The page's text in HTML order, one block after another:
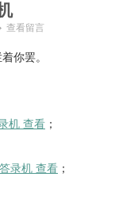
查看留言
你罢。
机 查看 ；
录机 查看 ；